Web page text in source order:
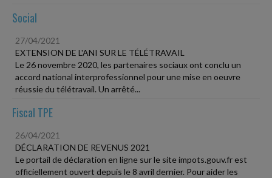
Social
27/04/2021
EXTENSION DE L'ANI SUR LE TÉLÉTRAVAIL
Le 26 novembre 2020, les partenaires sociaux ont conclu un
accord national interprofessionnel pour une mise en oeuvre
réussie du télétravail. Un arrêté...
Fiscal TPE
26/04/2021
DÉCLARATION DE REVENUS 2021
Le portail de déclaration en ligne sur le site impots.gouv.fr est
officiellement ouvert depuis le 8 avril dernier. Pour aider les